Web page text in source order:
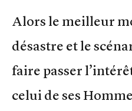
Alors le meilleur
désastre et le
faire passer
celui de ses